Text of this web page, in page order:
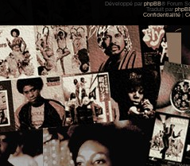
Développé par phpBB® Forum
Traduit par
Confidentialité |